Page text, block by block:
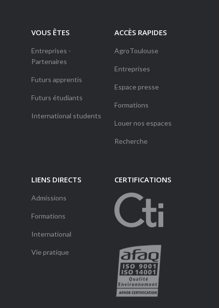
VOUS ÊTES
Entreprises -
Partenaires
Futurs apprentis
Futurs étudiants
International students
ACCÈS RAPIDES
AgroToulouse
Entreprises
Espace presse
Formations
Louer nos espaces
Recherche
LIENS DIRECTS
Admissions
Formations
International
Vie pratique
CERTIFICATIONS